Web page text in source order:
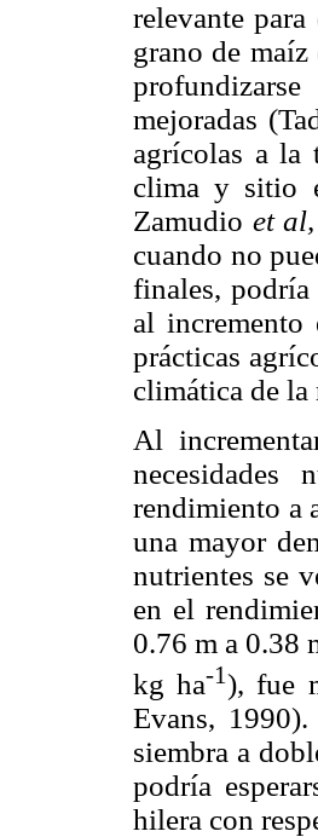
relevante
grano de
mejoradas
agrícolas a la
clima y sitio
Zamudio et al,
cuando no
finales, podría
al incremento
prácticas
climática de la
Al
rendimiento a
una mayor
nutrientes se
en el
0.76 m a 0.38
kg ha-1), fue
Evans,
siembra a
podría
hilera con